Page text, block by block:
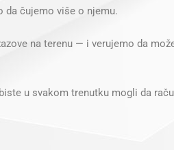
čujemo više o njemu.
na terenu — i verujemo da
u svakom trenutku mogli da